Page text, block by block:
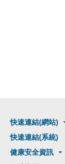
快速連結(網站)
快速連結(系統)
健康安全資訊